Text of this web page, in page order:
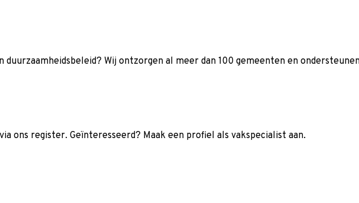
Wij ontzorgen al meer dan 100 gemeenten en
ons register. Geïnteresseerd? Maak een profiel als vakspecialist aan.